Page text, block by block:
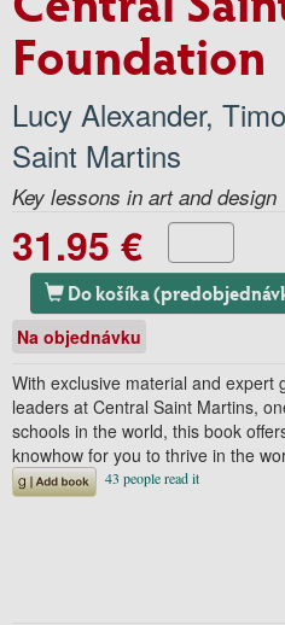
Foundation
Lucy Alexander,
Saint Martins
Key lessons in art and design
31.95 €
Do košíka
Na objednávku
With exclusive material and expert
leaders at Central Saint Martins,
schools in the world, this book
knowhow for you to thrive in the